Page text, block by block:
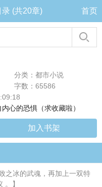
(共20章) 首页
分类：都市小说
字数：65586
心的恐惧（求收藏啦）
加入书架
之冰的武魂，再加上一双特
】